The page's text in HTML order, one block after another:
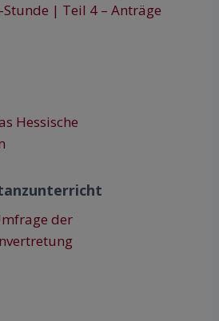
| Teil 4 – Anträge
Hessische
der